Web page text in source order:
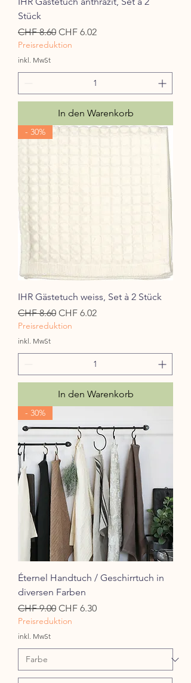
Stück
Standardpreis
CHF 8.60 Sale-Preis
CHF 6.02
Preisreduktion
inkl. MwSt
In den Warenkorb
- 30%
IHR Gästetuch weiss, Set à 2 Stück
Standardpreis
CHF 8.60 Sale-Preis
CHF 6.02
Preisreduktion
inkl. MwSt
In den Warenkorb
- 30%
Éternel Handtuch / Geschirrtuch in
diversen Farben
Standardpreis
CHF 9.00 Sale-Preis
CHF 6.30
Preisreduktion
inkl. MwSt